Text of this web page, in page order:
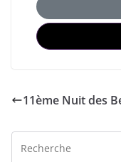
11ème Nuit des